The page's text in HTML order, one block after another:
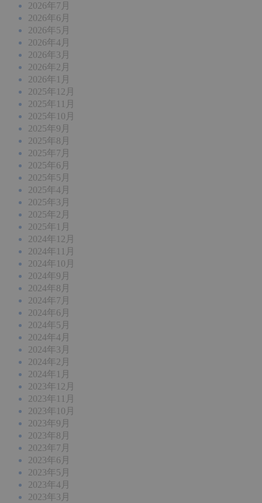
2026年7月
2026年6月
2026年5月
2026年4月
2026年3月
2026年2月
2026年1月
2025年12月
2025年11月
2025年10月
2025年9月
2025年8月
2025年7月
2025年6月
2025年5月
2025年4月
2025年3月
2025年2月
2025年1月
2024年12月
2024年11月
2024年10月
2024年9月
2024年8月
2024年7月
2024年6月
2024年5月
2024年4月
2024年3月
2024年2月
2024年1月
2023年12月
2023年11月
2023年10月
2023年9月
2023年8月
2023年7月
2023年6月
2023年5月
2023年4月
2023年3月